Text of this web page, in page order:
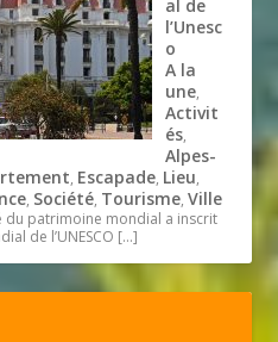
al de
l’Unesc
o
A la
une,
Activit
és,
Alpes-
, Escapade, Lieu,
, Société, Tourisme,Ville
du patrimoine mondial a inscrit
de l’UNESCO […]